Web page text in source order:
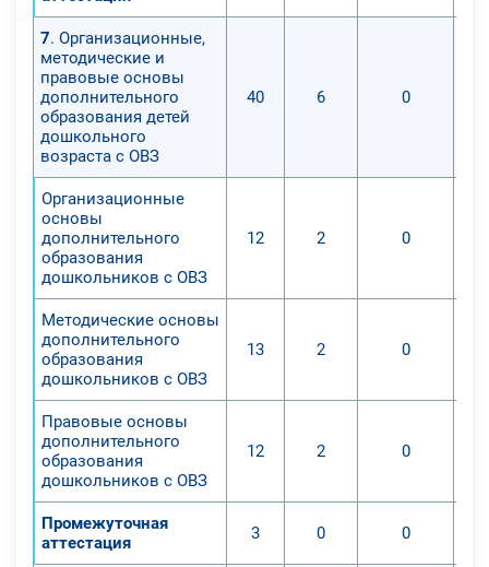
7. Организационные,
методические и
правовые основы
дополнительного
образования детей
дошкольного
возраста с ОВЗ
40 6 0
Организационные
основы
дополнительного
образования
дошкольников с ОВЗ
12 2 0
Методические основы
дополнительного
образования
дошкольников с ОВЗ
13 2 0
Правовые основы
дополнительного
образования
дошкольников с ОВЗ
12 2 0
Промежуточная
аттестация
3 0 0